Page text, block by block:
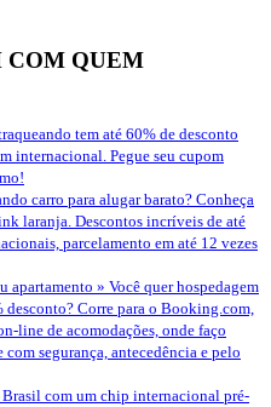
COM QUEM
tem até 60% de desconto
internacional. Pegue seu cupom
carro para alugar barato? Conheça
laranja. Descontos incríveis de até
parcelamento em até 12 vezes
apartamento » Você quer hospedagem
desconto? Corre para o Booking.com,
line de acomodações, onde faço
com segurança, antecedência e pelo
Brasil com um chip internacional pré-